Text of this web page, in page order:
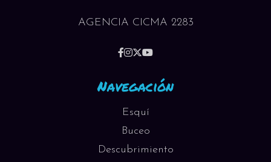
AGENCIA CICMA 2283
Navegación
Esquí
Buceo
Descubrimiento